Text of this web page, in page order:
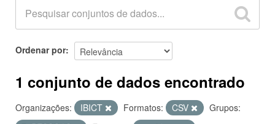
Ordenar por
1 conjunto de dados encontrado
Organizações: IBICT Formatos: CSV
Grupos: